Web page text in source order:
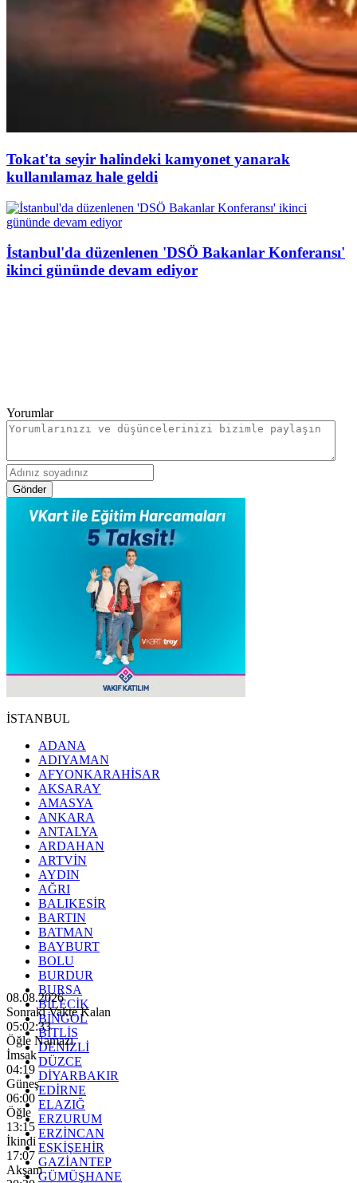
Tokat'ta seyir halindeki kamyonet yanarak
kullanılamaz hale geldi
İstanbul'da düzenlenen 'DSÖ Bakanlar Konferansı'
ikinci gününde devam ediyor
Yorumlar
Gönder
İSTANBUL
ADANA
ADIYAMAN
AFYONKARAHİSAR
AKSARAY
AMASYA
ANKARA
ANTALYA
ARDAHAN
ARTVİN
AYDIN
AĞRI
BALIKESİR
BARTIN
BATMAN
BAYBURT
BOLU
BURDUR
BURSA
BİLECİK
BİNGÖL
BİTLİS
DENİZLİ
DÜZCE
DİYARBAKIR
EDİRNE
ELAZIĞ
ERZURUM
ERZİNCAN
ESKİŞEHİR
GAZİANTEP
GÜMÜŞHANE
08.08.2026
Sonraki Vakte Kalan
05:02:32
Öğle Namazı
İmsak
04:19
Güneş
06:00
Öğle
13:15
İkindi
17:07
Akşam